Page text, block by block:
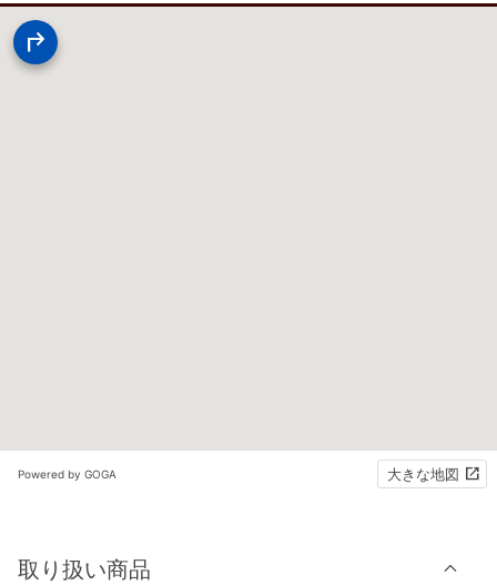
Powered by GOGA 大きな地図
取り扱い商品